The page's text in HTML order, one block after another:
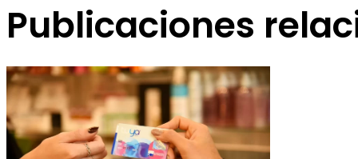
Publicaciones